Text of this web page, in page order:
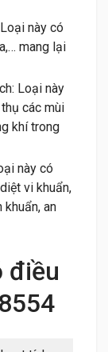
này có
mang lại
Loại này
các mùi
khí trong
này có
vi khuẩn,
an
điều